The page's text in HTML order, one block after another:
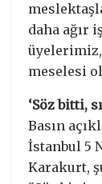
daha ağır
meselesi
‘Söz bitti,
Basın
İstanbul 5
Karakurt,